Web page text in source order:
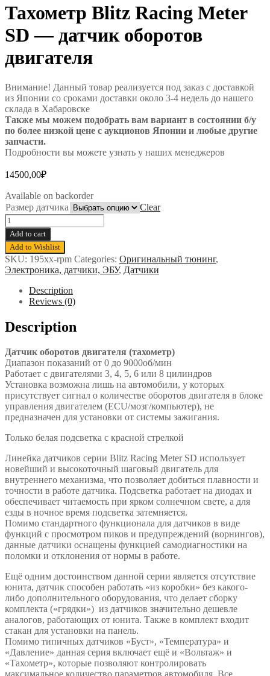
Тахометр Blitz Racing Meter
SD — датчик оборотов
двигателя
Внимание! Данный товар реализуется под заказ с доставкой
из Японии со сроками доставки около 3-4 недель до нашего
склада в Хабаровске
Также мы можем подобрать вам вариант в состоянии б/у
по более низкой цене с аукционов Японии и любые другие
запчасти.
Подробности вы можете узнать у наших менеджеров
14500,00₽
Available on backorder
Размер датчика
Clear
Add to cart
Add to Wishlist
SKU: 195xx-rpm Categories: Оригинальный тюнинг,
Электроника, датчики, ЭБУ, Датчики
Description
Reviews (0)
Description
Датчик оборотов двигателя (тахометр)
Диапазон показаний от 0 до 9000об/мин
Работает с двигателями 3, 4, 5, 6 или 8 цилиндров
Установка возможна лишь на автомобили, у которых
присутствует сигнал о количестве оборотов двигателя в блоке
управления двигателем (ECU/мозг/компьютер), не
предназначен для установки от системы зажигания.
Только белая подсветка с красной стрелкой
Линейка датчиков серии Blitz Racing Meter SD использует
новейший и высокоточный шаговый двигатель для
внутреннего механизма, что позволяет добиться плавности и
точности в работе датчика. Подсветка работает на диодах и
обеспечивает читаемость при ярком солнечном свете, а для
езды в ночное время подсветка затемняется.
Помимо стандартного функционала для датчиков в виде
функций с просмотром пиков и предупреждений (ворнингов),
данные датчики оснащены функцией самодиагностики на
поломки и отклонения от нормы в работе.
Ещё одним достоинством данной серии является отсутствие
юнита, датчик способен работать «из коробки» без какого-
либо дополнительного оборудования, что делает сборку
комплекта («грядки») из датчиков значительно дешевле
аналогов, работающих от юнита. Также в комплект входит
стакан для установки на панель.
Помимо типичных датчиков «Буст», «Температура» и
«Давление» данная серия включает ещё и «Вольтаж» и
«Тахометр», которые позволяют контролировать